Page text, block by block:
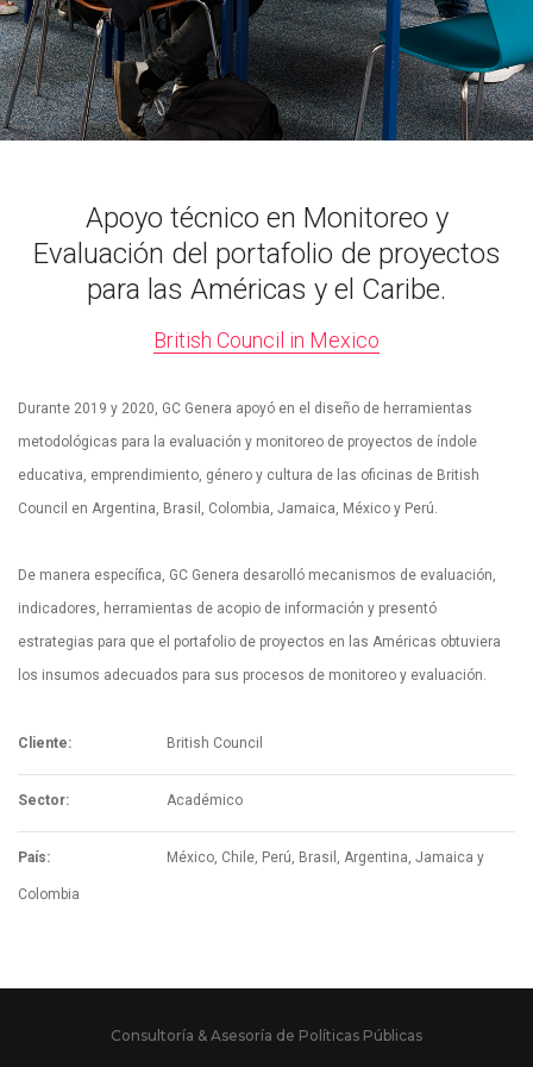
Apoyo técnico en Monitoreo y
Evaluación del portafolio de proyectos
para las Américas y el Caribe.
British Council in Mexico
Durante 2019 y 2020, GC Genera apoyó en el diseño de herramientas
metodológicas para la evaluación y monitoreo de proyectos de índole
educativa, emprendimiento, género y cultura de las oficinas de British
Council en Argentina, Brasil, Colombia, Jamaica, México y Perú.
De manera específica, GC Genera desarolló mecanismos de evaluación,
indicadores, herramientas de acopio de información y presentó
estrategias para que el portafolio de proyectos en las Américas obtuviera
los insumos adecuados para sus procesos de monitoreo y evaluación.
Cliente: British Council
Sector: Académico
País: México, Chile, Perú, Brasil, Argentina, Jamaica y
Colombia
Consultoría & Asesoría de Políticas Públicas